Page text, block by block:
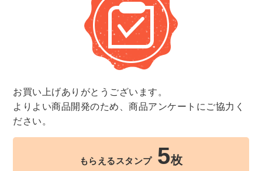
お買い上げありがとうございます。
よりよい商品開発のため、商品アンケートにご協力く
ださい。
もらえるスタンプ 5枚